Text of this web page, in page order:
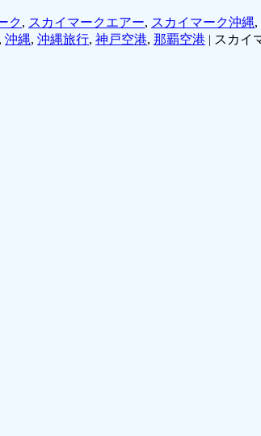
ク, スカイマークエアー, スカイマーク沖縄,
, 沖縄, 沖縄旅行, 神戸空港, 那覇空港 | スカイ